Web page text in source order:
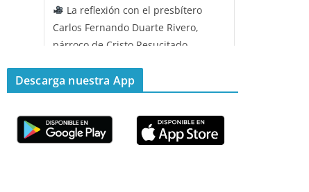
La reflexión con el presbítero
Carlos Fernando Duarte Rivero,
párroco de Cristo Resucitado.
Emisora Vox Dei @emisoravoxdei ·
11 May 2025
Descarga nuestra App